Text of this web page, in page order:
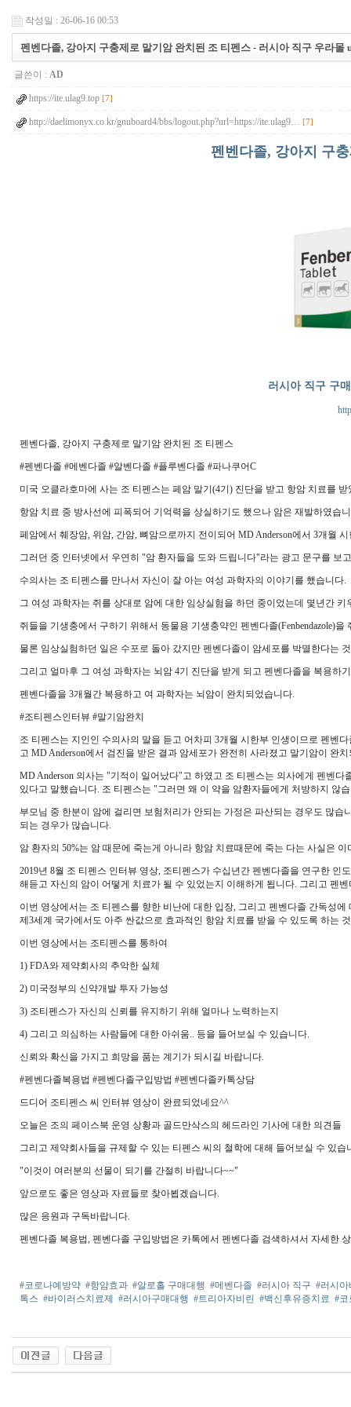
작성일 : 26-06-16 00:53
펜벤다졸, 강아지 구충제로 말기암 완치된 조 티펜스 - 러시아 직구 우라몰
글쓴이 : AD
https://ite.ulag9.top [7]
http://daelimonyx.co.kr/gnuboard4/bbs/logout.php?url=https://ite.ulag9… [7]
펜벤다졸, 강아지 구
러시아 직구 구
펜벤다졸, 강아지 구충제로 말기암 완치된 조 티펜스
#펜벤다졸 #메벤다졸 #알벤다졸 #플루벤다졸 #파나쿠어C
미국 오클라호마에 사는 조 티펜스는 페암 말기(4기) 진단을 받고 항암 치료를 받
항암 치료 중 방사선에 피폭되어 기억력을 상실하기도 했으나 암은 재발하였습
페암에서 췌장암, 위암, 간암, 뼈암으로까지 전이되어 MD Anderson에서 3개월
그러던 중 인터넷에서 우연히 "암 환자들을 도와 드립니다"라는 광고 문구를 보
수의사는 조 티펜스를 만나서 자신이 잘 아는 여성 과학자의 이야기를 했습니다.
그 여성 과학자는 쥐를 상대로 암에 대한 임상실험을 하던 중이었는데 몇년간
쥐들을 기생충에서 구하기 위해서 동물용 기생충약인 펜벤다졸(Fenbendazole)
물론 임상실험하던 일은 수포로 돌아 갔지만 펜벤다졸이 암세포를 박멸한다는
그리고 얼마후 그 여성 과학자는 뇌암 4기 진단을 받게 되고 펜벤다졸을 복용하
펜벤다졸을 3개월간 복용하고 여 과학자는 뇌암이 완치되었습니다.
#조티펜스인터뷰 #말기암완치
조 티펜스는 지인인 수의사의 말을 듣고 어차피 3개월 시한부 인생이므로 펜벤
고 MD Anderson에서 검진을 받은 결과 암세포가 완전히 사라졌고 말기암이 완
MD Anderson 의사는 "기적이 일어났다"고 하였고 조 티펜스는 의사에게 펜벤
있다고 말했습니다. 조 티펜스는 "그러면 왜 이 약을 암환자들에게 처방하지 않
부모님 중 한분이 암에 걸리면 보험처리가 안되는 가정은 파산되는 경우도 많
되는 경우가 많습니다.
암 환자의 50%는 암 때문에 죽는게 아니라 항암 치료때문에 죽는 다는 사실은 이
2019년 8월 조 티펜스 인터뷰 영상, 조티펜스가 수십년간 펜벤다졸을 연구한
해듣고 자신의 암이 어떻게 치료가 될 수 있었는지 이해하게 됩니다. 그리고 펜
이번 영상에서는 조 티펜스를 향한 비난에 대한 입장, 그리고 펜벤다졸 간독성
제3세계 국가에서도 아주 싼값으로 효과적인 항암 치료를 받을 수 있도록 하는
이번 영상에서는 조티펜스를 통하여
1) FDA와 제약회사의 추악한 실체
2) 미국정부의 신약개발 투자 가능성
3) 조티펜스가 자신의 신뢰를 유지하기 위해 얼마나 노력하는지
4) 그리고 의심하는 사람들에 대한 아쉬움.. 등을 들어보실 수 있습니다.
신뢰와 확신을 가지고 희망을 품는 계기가 되시길 바랍니다.
#펜벤다졸복용법 #펜벤다졸구입방법 #펜벤다졸카톡상담
드디어 조티펜스 씨 인터뷰 영상이 완료되었네요^^
오늘은 조의 페이스북 운영 상황과 골드만삭스의 헤드라인 기사에 대한 의견들
그리고 제약회사들을 규제할 수 있는 티펜스 씨의 철학에 대해 들어보실 수 있습
"이것이 여러분의 선물이 되기를 간절히 바랍니다~~"
앞으로도 좋은 영상과 자료들로 찾아뵙겠습니다.
많은 응원과 구독바랍니다.
펜벤다졸 복용법, 펜벤다졸 구입방법은 카톡에서 펜벤다졸 검색하셔서 자세한
#코로나예방약 #항암효과 #알로홀 구매대행 #메벤다졸 #러시아 직구 #러시아
톡스 #바이러스치료제 #러시아구매대행 #트리아자비린 #백신후유증치료 #코